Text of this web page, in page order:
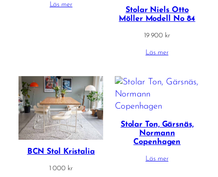
Läs mer
Stolar Niels Otto
Möller Modell No 84
19 900 kr
Läs mer
BCN Stol Kristalia
1 000 kr
Stolar Ton, Gärsnäs,
Normann
Copenhagen
Läs mer